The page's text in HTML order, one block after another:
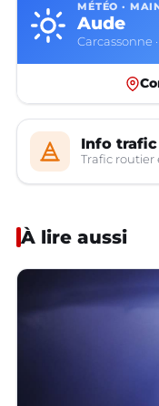
MÉTÉO ·
Aude
Carcassonne
Info trafic
Trafic routier
À lire aussi